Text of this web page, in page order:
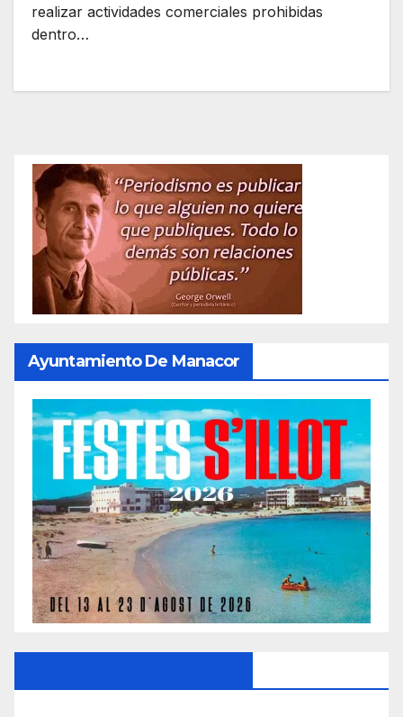
realizar actividades comerciales prohibidas
dentro…
Ayuntamiento De Manacor